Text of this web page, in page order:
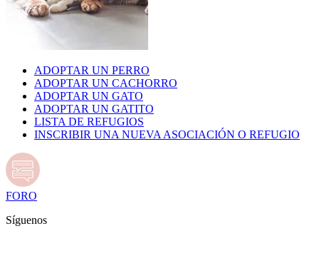
ADOPTAR UN PERRO
ADOPTAR UN CACHORRO
ADOPTAR UN GATO
ADOPTAR UN GATITO
LISTA DE REFUGIOS
INSCRIBIR UNA NUEVA ASOCIACIÓN O REFUGIO
FORO
Síguenos